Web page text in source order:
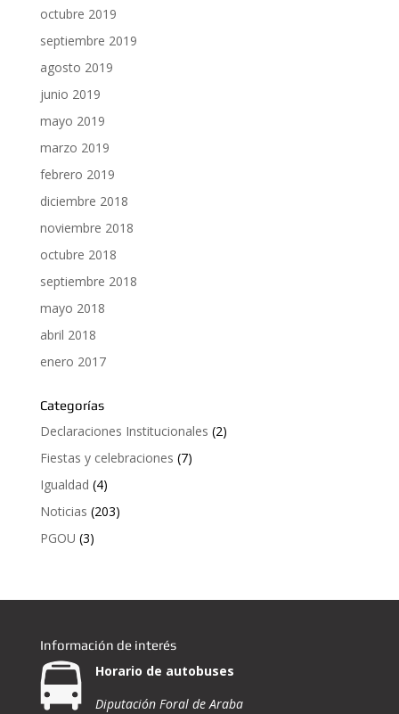
octubre 2019
septiembre 2019
agosto 2019
junio 2019
mayo 2019
marzo 2019
febrero 2019
diciembre 2018
noviembre 2018
octubre 2018
septiembre 2018
mayo 2018
abril 2018
enero 2017
Categorías
Declaraciones Institucionales (2)
Fiestas y celebraciones (7)
Igualdad (4)
Noticias (203)
PGOU (3)
Información de interés
Horario de autobuses
Diputación Foral de Araba